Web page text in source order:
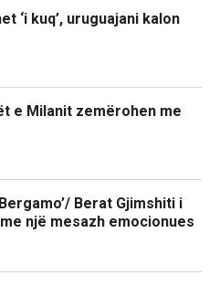
‘i kuq’, uruguajani kalon
e Milanit zemërohen me
Berat Gjimshiti i
një mesazh emocionues